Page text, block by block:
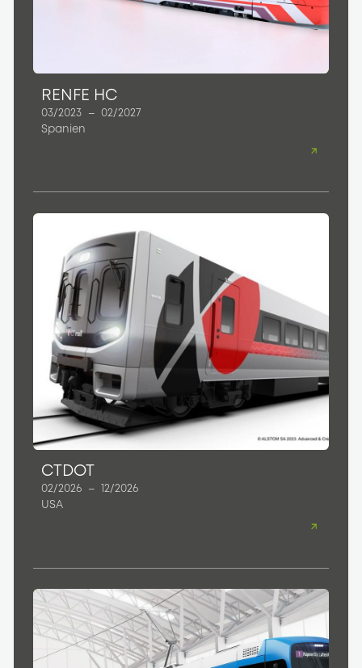
RENFE HC
03/2023 –
02/2027
Spanien
CTDOT
02/2026 –
12/2026
USA